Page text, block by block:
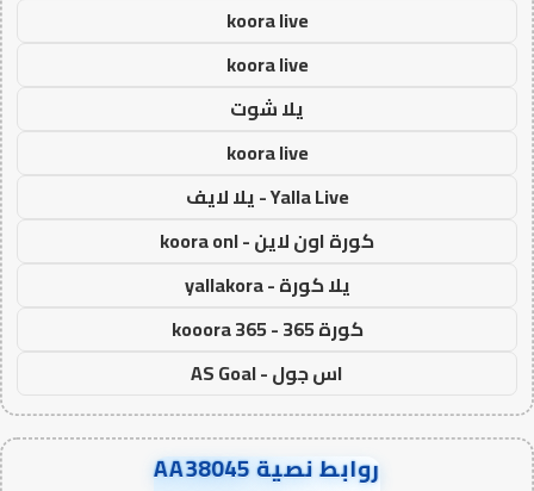
koora live
koora live
يلا شوت
koora live
Yalla Live - يلا لايف
كورة اون لاين - koora onl
يلا كورة - yallakora
كورة 365 - kooora 365
اس جول - AS Goal
روابط نصية AA38045